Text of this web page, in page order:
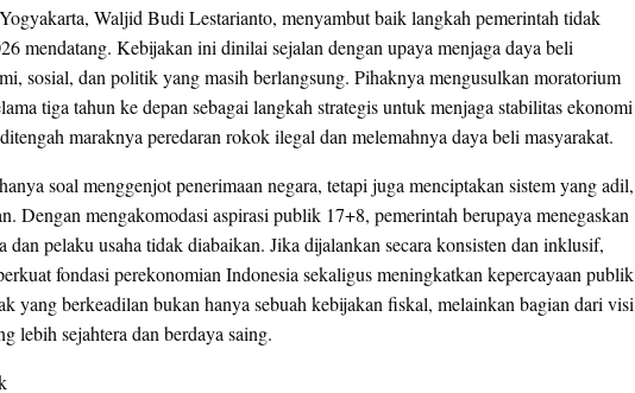
Waljid Budi Lestarianto, menyambut baik langkah pemerintah tidak
mendatang. Kebijakan ini dinilai sejalan dengan upaya menjaga daya beli
sosial, dan politik yang masih berlangsung. Pihaknya mengusulkan moratorium
tiga tahun ke depan sebagai langkah strategis untuk menjaga stabilitas ekonomi
maraknya peredaran rokok ilegal dan melemahnya daya beli masyarakat.
soal menggenjot penerimaan negara, tetapi juga menciptakan sistem yang adil,
Dengan mengakomodasi aspirasi publik 17+8, pemerintah berupaya menegaskan
dan pelaku usaha tidak diabaikan. Jika dijalankan secara konsisten dan inklusif,
fondasi perekonomian Indonesia sekaligus meningkatkan kepercayaan publik
yang berkeadilan bukan hanya sebuah kebijakan fiskal, melainkan bagian dari visi
lebih sejahtera dan berdaya saing.